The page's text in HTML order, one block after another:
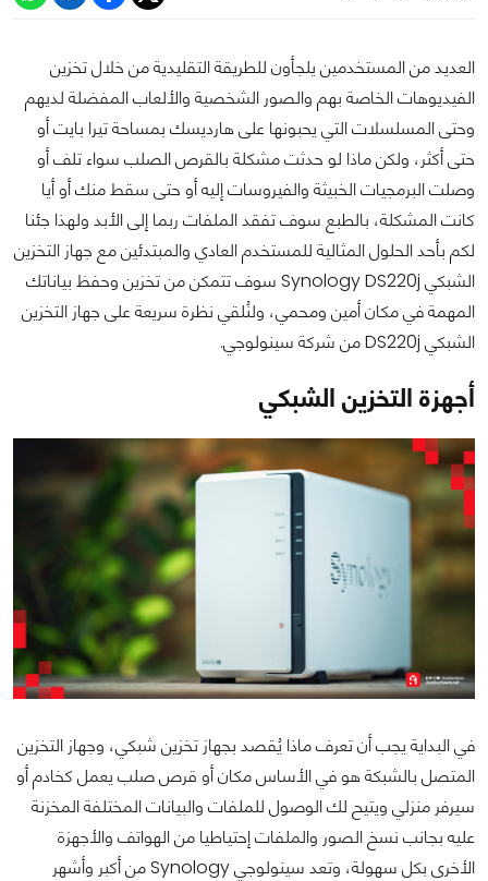
العديد من المستخدمين يلجأون للطريقة التقليدية من خلال تخزين
الفيديوهات الخاصة بهم والصور الشخصية والألعاب المفضلة لديهم
وحتى المسلسلات التي يحبونها على هارديسك بمساحة تيرا بايت أو
حتى أكثر، ولكن ماذا لو حدثت مشكلة بالقرص الصلب سواء تلف أو
وصلت البرمجيات الخبيثة والفيروسات إليه أو حتى سقط منك أو أيا
كانت المشكلة، بالطبع سوف تفقد الملفات ربما إلى الأبد ولهذا جئنا
لكم بأحد الحلول المثالية للمستخدم العادي والمبتدئين مع جهاز التخزين
الشبكي Synology DS220j سوف تتمكن من تخزين وحفظ بياناتك
المهمة في مكان أمين ومحمي، ولنُلقي نظرة سريعة على جهاز التخزين
الشبكي DS220j من شركة سينولوجي.
أجهزة التخزين الشبكي
في البداية يجب أن تعرف ماذا يُقصد بجهاز تخزين شبكي، وجهاز التخزين
المتصل بالشبكة هو في الأساس مكان أو قرص صلب يعمل كخادم أو
سيرفر منزلي ويتيح لك الوصول للملفات والبيانات المختلفة المخزنة
عليه بجانب نسخ الصور والملفات إحتياطيا من الهواتف والأجهزة
الأخرى بكل سهولة، وتعد سينولوجي Synology من أكبر وأشهر